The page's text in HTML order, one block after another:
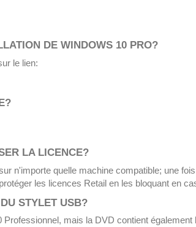
DE WINDOWS 10 PRO?
le lien:
LA LICENCE?
n'importe quelle machine compatible; une
les licences Retail en les bloquant en
STYLET USB?
Professionnel, mais la DVD contient